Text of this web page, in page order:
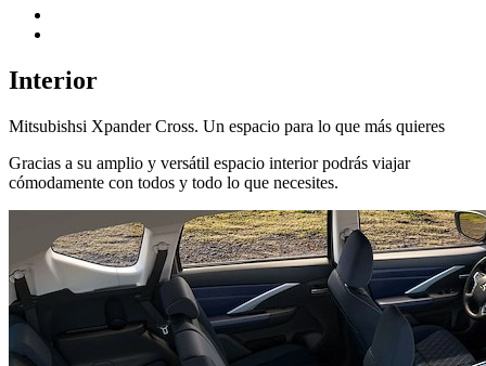
Interior
Mitsubishsi Xpander Cross. Un espacio para lo que más quieres
Gracias a su amplio y versátil espacio interior podrás viajar
cómodamente con todos y todo lo que necesites.